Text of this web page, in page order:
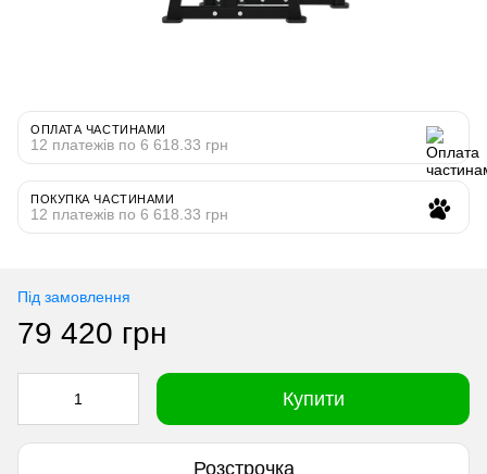
ОПЛАТА ЧАСТИНАМИ
12 платежів по 6 618.33 грн
ПОКУПКА ЧАСТИНАМИ
12 платежів по 6 618.33 грн
Під замовлення
79 420 грн
Купити
Розстрочка